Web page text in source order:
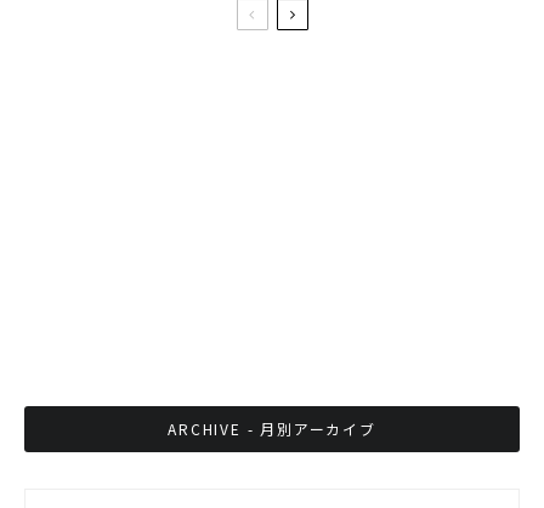
ARCHIVE - 月別アーカイブ